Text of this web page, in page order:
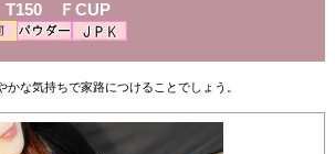
ＦCUP
な気持ちで家路につけることでしょう。